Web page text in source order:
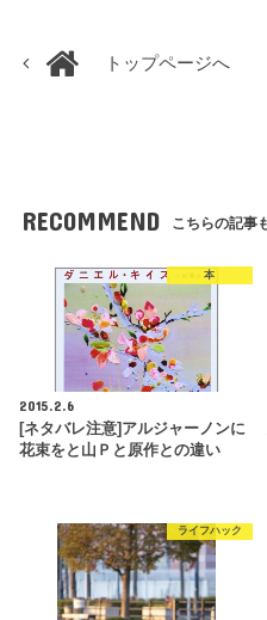
トップページへ
RECOMMEND こちらの記事
本
2015.2.6
[ネタバレ注意]アルジャーノンに
花束をと山Ｐと原作との違い
ライフハック